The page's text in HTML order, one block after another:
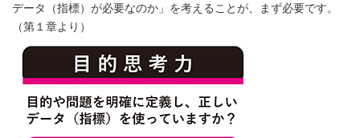
データ（指標）が必要なのか」を考えることが、まず必要です。
（第１章より）